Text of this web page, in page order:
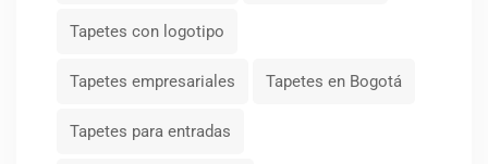
Tapetes con logotipo
Tapetes empresariales Tapetes en Bogotá
Tapetes para entradas